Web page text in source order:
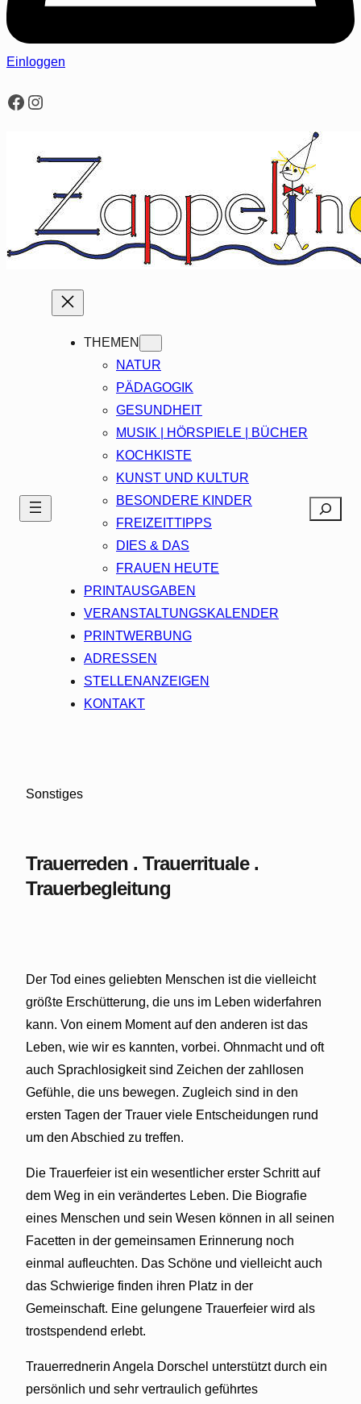
Einloggen
Facebook
Instagram
THEMEN
NATUR
PÄDAGOGIK
GESUNDHEIT
MUSIK | HÖRSPIELE | BÜCHER
KOCHKISTE
KUNST UND KULTUR
BESONDERE KINDER
FREIZEITTIPPS
DIES & DAS
FRAUEN HEUTE
PRINTAUSGABEN
VERANSTALTUNGSKALENDER
PRINTWERBUNG
ADRESSEN
STELLENANZEIGEN
KONTAKT
Search
Sonstiges
Trauerreden . Trauerrituale .
Trauerbegleitung
Der Tod eines geliebten Menschen ist die vielleicht
größte Erschütterung, die uns im Leben widerfahren
kann. Von einem Moment auf den anderen ist das
Leben, wie wir es kannten, vorbei. Ohnmacht und oft
auch Sprachlosigkeit sind Zeichen der zahllosen
Gefühle, die uns bewegen. Zugleich sind in den
ersten Tagen der Trauer viele Entscheidungen rund
um den Abschied zu treffen.
Die Trauerfeier ist ein wesentlicher erster Schritt auf
dem Weg in ein verändertes Leben. Die Biografie
eines Menschen und sein Wesen können in all seinen
Facetten in der gemeinsamen Erinnerung noch
einmal aufleuchten. Das Schöne und vielleicht auch
das Schwierige finden ihren Platz in der
Gemeinschaft. Eine gelungene Trauerfeier wird als
trostspendend erlebt.
Trauerrednerin Angela Dorschel unterstützt durch ein
persönlich und sehr vertraulich geführtes